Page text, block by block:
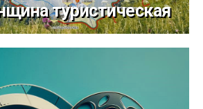
туристическая